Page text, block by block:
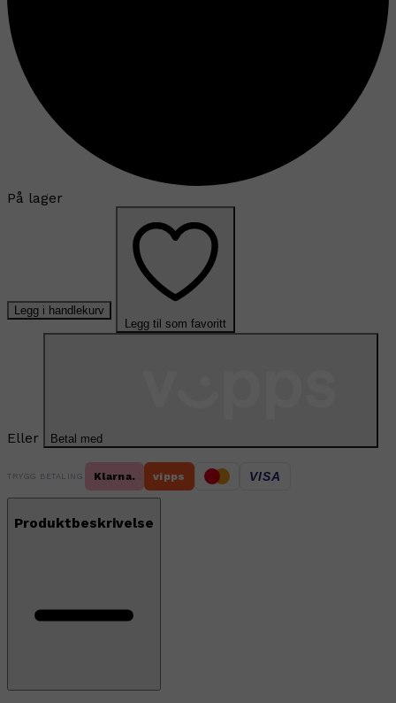
På lager
Legg i handlekurv
Legg til som favoritt
Eller Betal med
TRYGG BETALING Klarna. vipps VISA
Produktbeskrivelse